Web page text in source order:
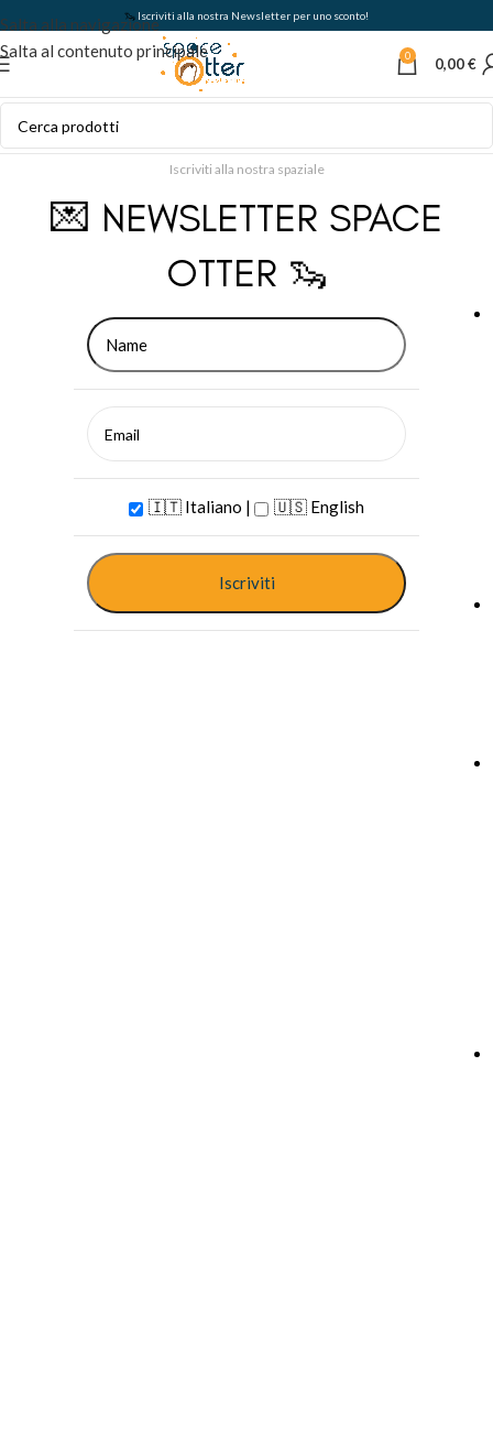
Salta alla navigazione
Salta al contenuto principale
🦦 Iscriviti alla nostra Newsletter per uno sconto!
0 0,00€
Iscriviti alla nostra spaziale
💌 NEWSLETTER SPACE
OTTER 🦦
🇮🇹 Italiano | 🇺🇸 English